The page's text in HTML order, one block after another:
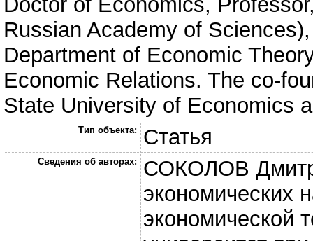
Russian Academy of
Department of Economic
Economic Relations. The co-
State University of Economics
Тип объекта: Статья
Сведения об авторах:
СОКОЛОВ
экономических